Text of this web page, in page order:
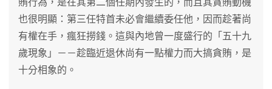
也很明顯：第三任特首未必會繼續委任他，因而趁著尚
有權在手，瘋狂撈錢。這與內地曾一度盛行的「五十九
歲現象」－－趁臨近退休尚有一點權力而大搞貪賄，是
十分相象的。